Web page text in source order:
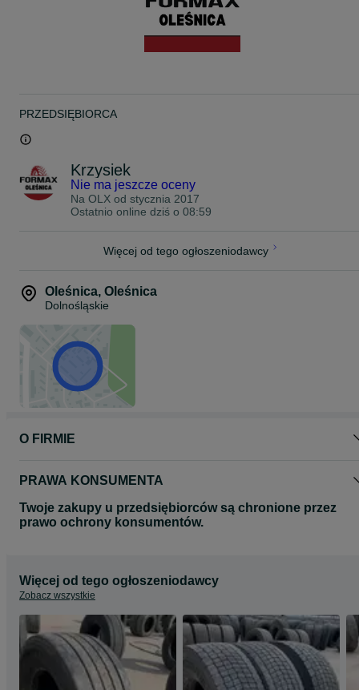
W przypadku jakichkolwiek pytań pozostajemy do dyspozycji.
PRZEDSIĘBIORCA
Krzysiek
Nie ma jeszcze oceny
Na OLX od stycznia 2017
Ostatnio online dziś o 08:59
Więcej od tego ogłoszeniodawcy
Oleśnica, Oleśnica
Dolnośląskie
O FIRMIE
PRAWA KONSUMENTA
Twoje zakupy u przedsiębiorców są chronione przez
prawo ochrony konsumentów.
Więcej od tego ogłoszeniodawcy
Zobacz wszystkie